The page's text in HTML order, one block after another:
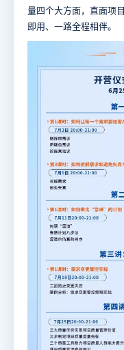
量四个大方面，直面项
即用、一路全程相伴。